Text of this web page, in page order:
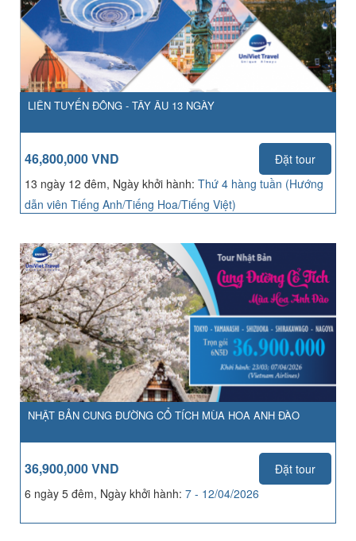
LIÊN TUYẾN ĐÔNG - TÂY ÂU 13 NGÀY
46,800,000 VND
Đặt tour
13 ngày 12 đêm, Ngày khởi hành: Thứ 4 hàng tuần (Hướng
dẫn viên Tiếng Anh/Tiếng Hoa/Tiếng Việt)
NHẬT BẢN CUNG ĐƯỜNG CỔ TÍCH MÙA HOA ANH ĐÀO
36,900,000 VND
Đặt tour
6 ngày 5 đêm, Ngày khởi hành: 7 - 12/04/2026